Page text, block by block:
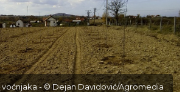
- © Dejan Davidović/Agromedia